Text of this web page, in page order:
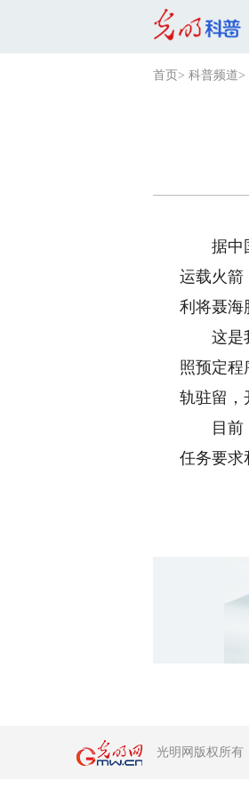
首页 > 科普频道>
据中国
运载火箭
利将聂海
这是我
照预定程
轨驻留，
目前，
任务要求
光明网版权所有